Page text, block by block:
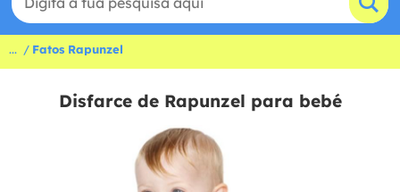
... Fatos Rapunzel
Disfarce de Rapunzel para bebé